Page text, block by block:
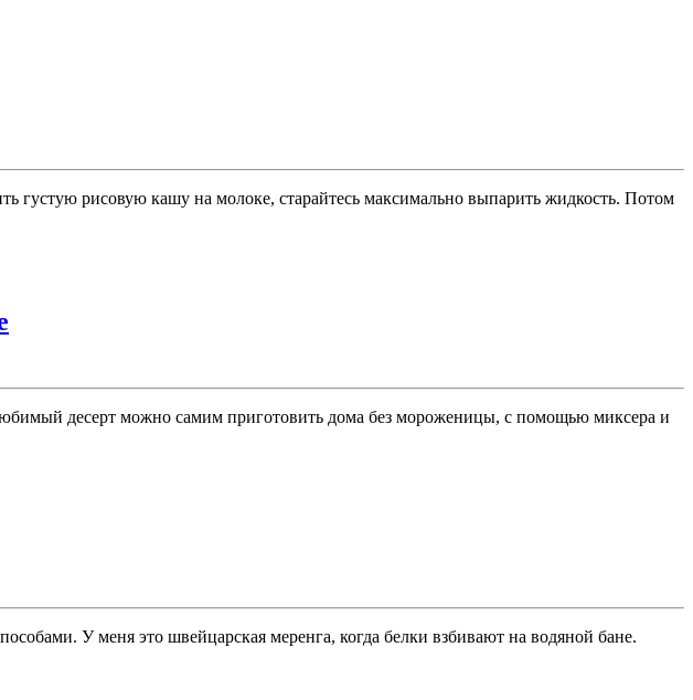
густую рисовую кашу на молоке, старайтесь максимально выпарить жидкость. Потом
десерт можно самим приготовить дома без мороженицы, с помощью миксера и
У меня это швейцарская меренга, когда белки взбивают на водяной бане.